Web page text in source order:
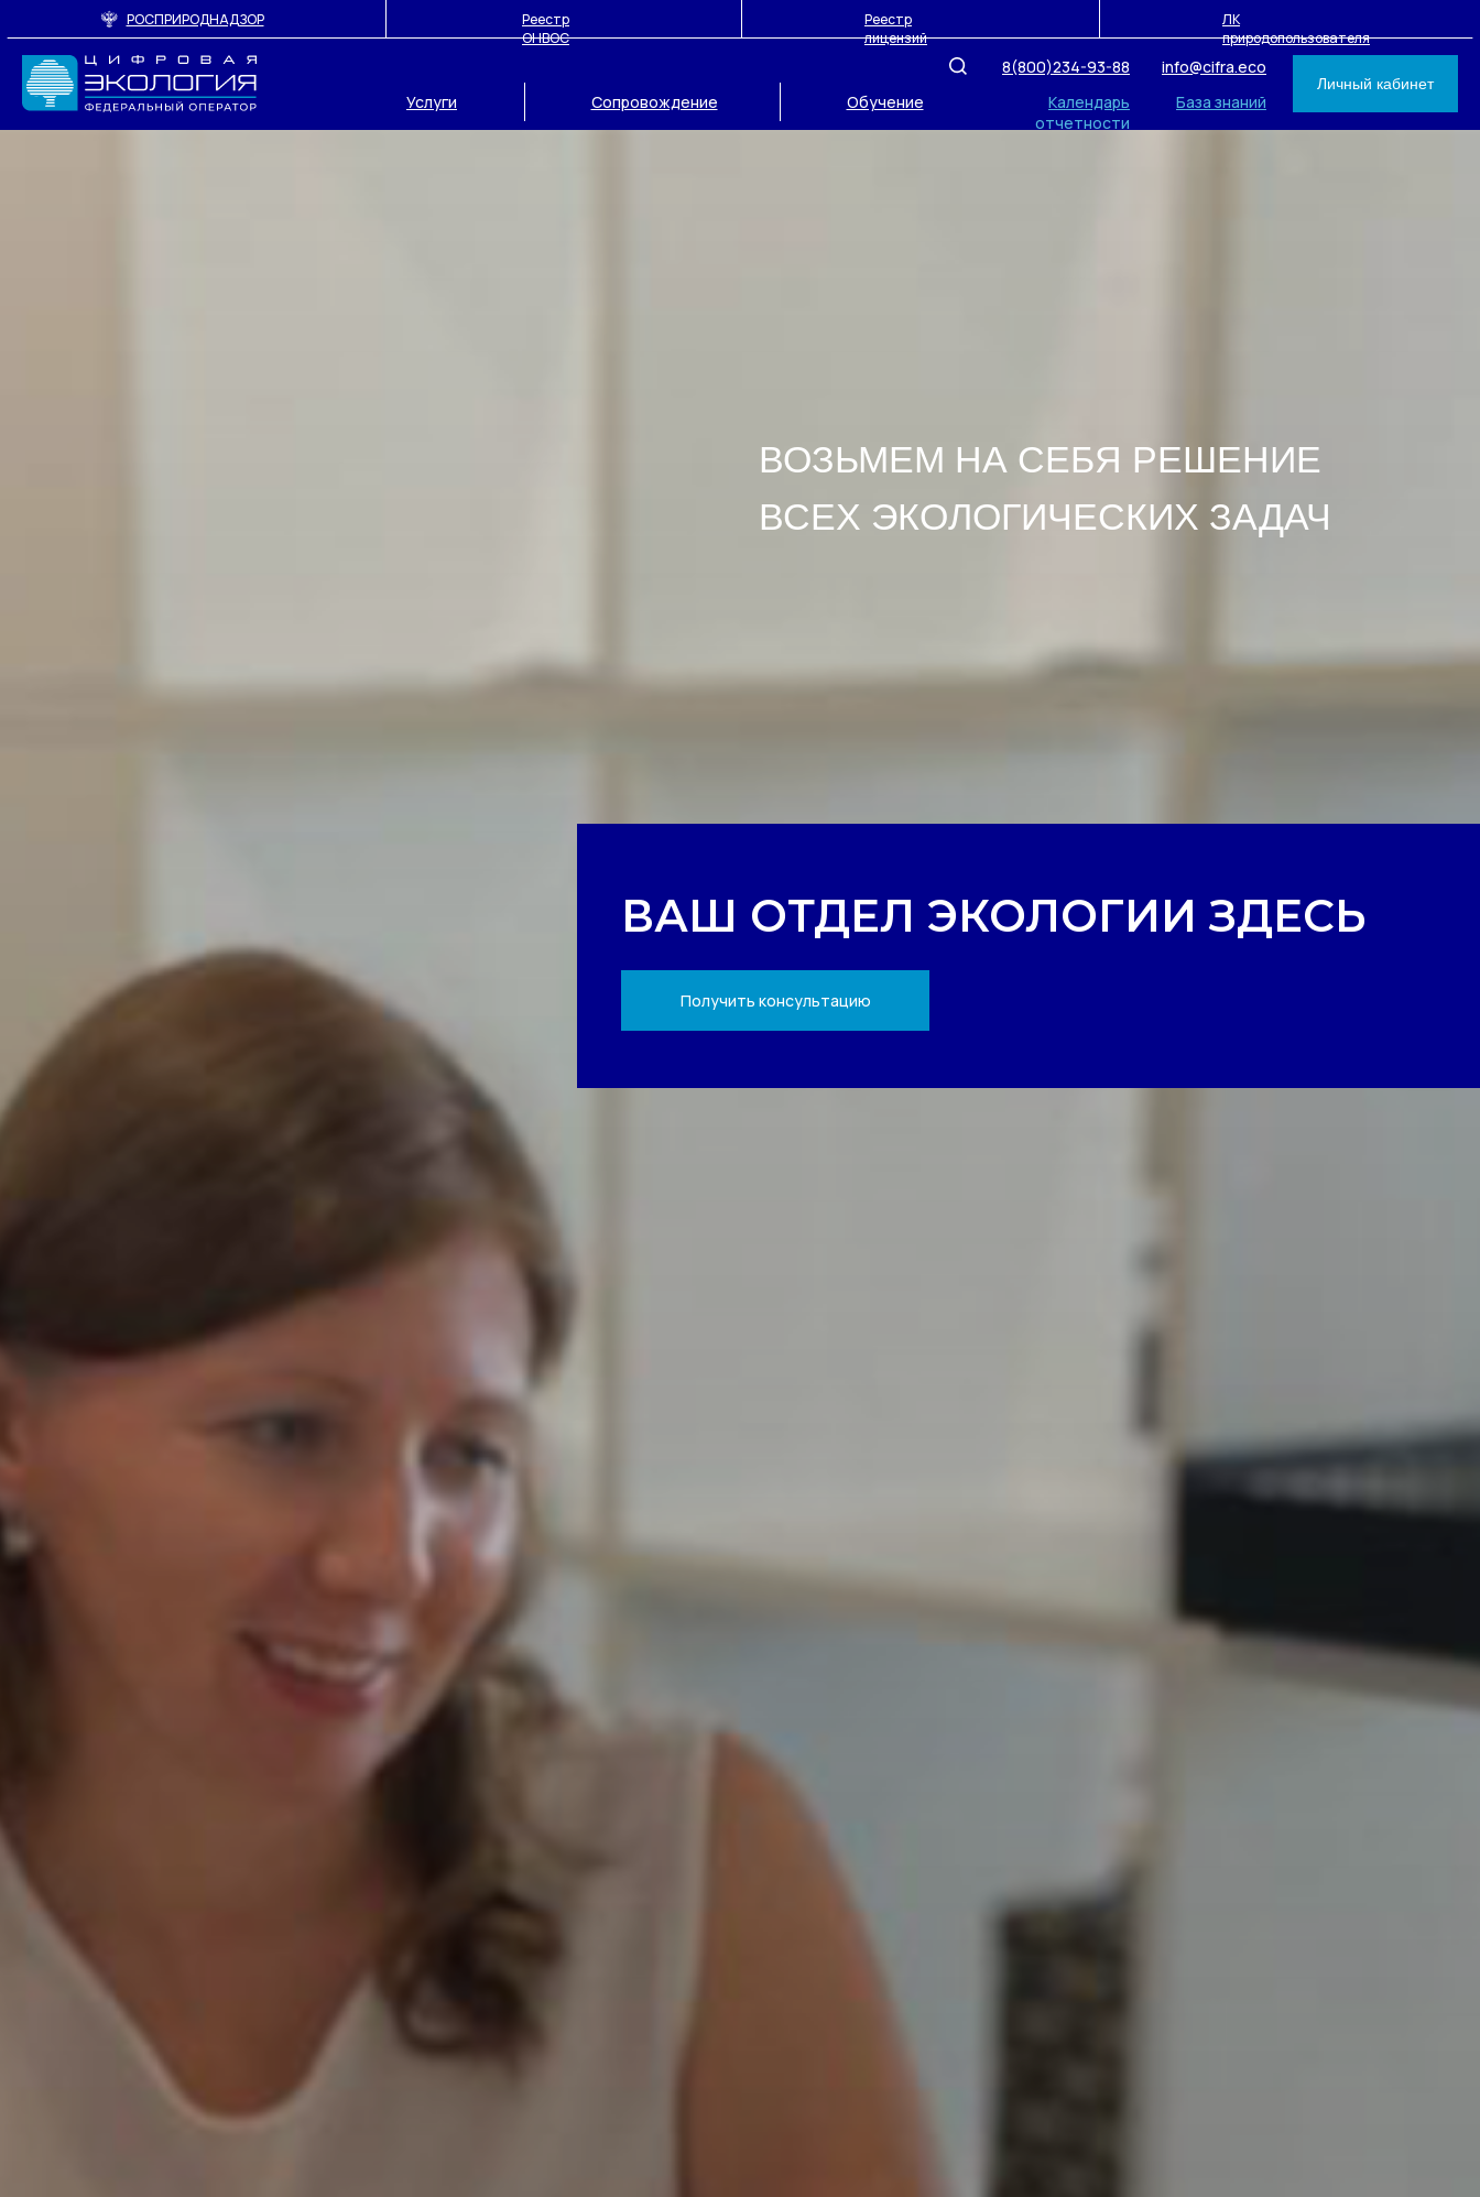
РОСПРИРОДНАДЗОР
Реестр
ОНВОС
Реестр
лицензий
ЛК
природопользователя
info@cifra.eco
Услуги
Сопровождение Обучение База знаний
Личный кабинет
Календарь
отчетности
8(800)234-93-88
ВАШ ОТДЕЛ ЭКОЛОГИИ ЗДЕСЬ
Получить консультацию
ВОЗЬМЕМ НА СЕБЯ РЕШЕНИЕ
ВСЕХ ЭКОЛОГИЧЕСКИХ ЗАДАЧ